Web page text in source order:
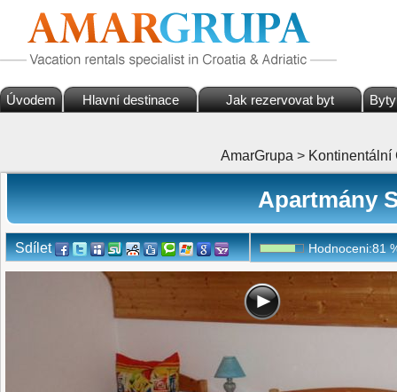
Úvodem Hlavní destinace Jak rezervovat byt Byty
AmarGrupa > Kontinentální
Apartmány
Sdílet Hodnoceni:81